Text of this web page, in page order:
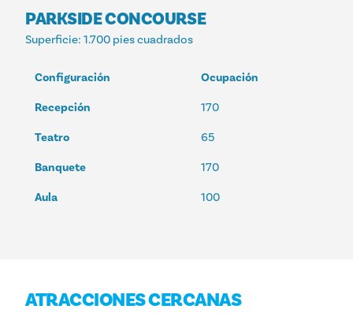
PARKSIDE CONCOURSE
Superficie: 1.700 pies cuadrados
Configuración
Ocupación
Recepción
170
Teatro
65
Banquete
170
Aula
100
ATRACCIONES CERCANAS